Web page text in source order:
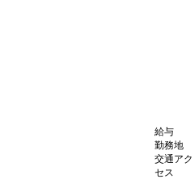
給与
勤務地
交通アク
セス